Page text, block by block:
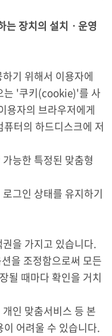
는 장치의 설치ㆍ운영
기 위해서 이용자에
는 '쿠키(cookie)'를 사
용자의 브라우저에게
터의 하드디스크에 저
능한 특정된 맞춤형
그인 상태를 유지하기
을 가지고 있습니다.
을 조정함으로써 모든
될 때마다 확인을 거치
인 맞춤서비스 등 본
어려울 수 있습니다.